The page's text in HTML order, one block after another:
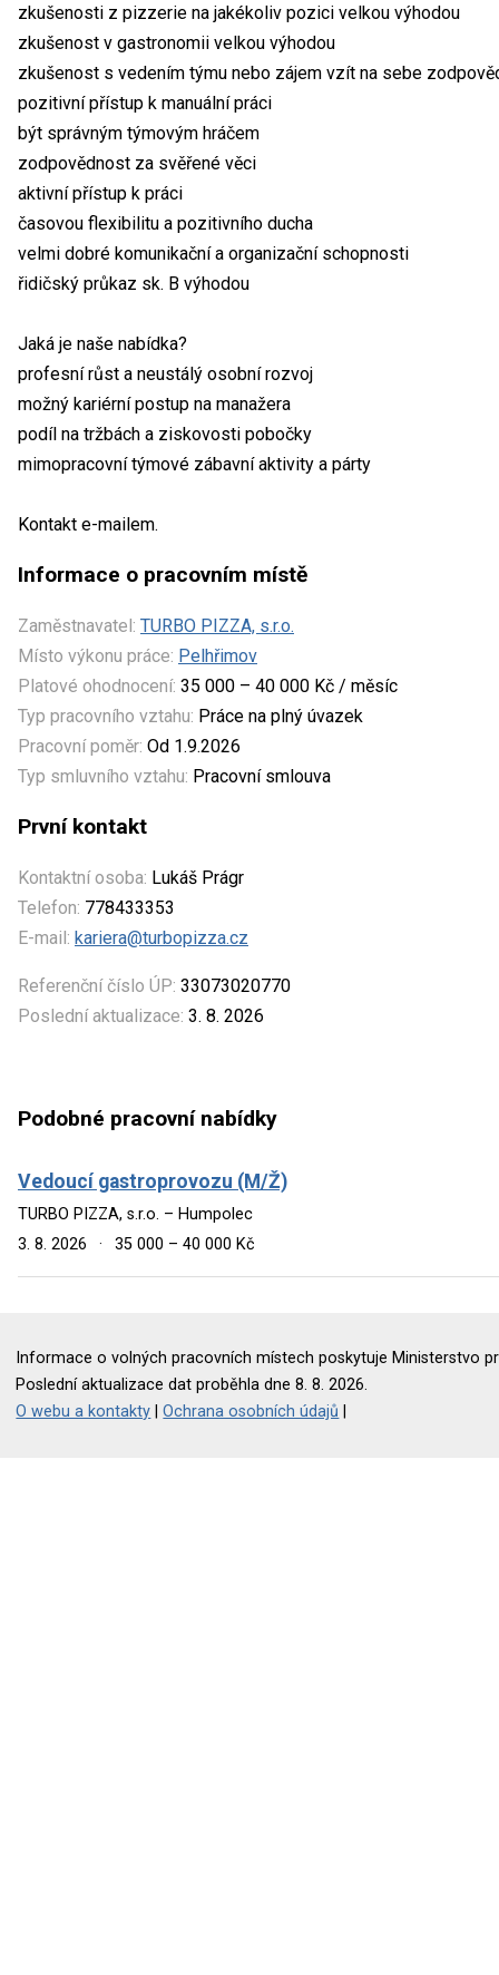
zkušenosti z pizzerie na jakékoliv pozici velkou výhodou
zkušenost v gastronomii velkou výhodou
zkušenost s vedením týmu nebo zájem vzít na sebe
pozitivní přístup k manuální práci
být správným týmovým hráčem
zodpovědnost za svěřené věci
aktivní přístup k práci
časovou flexibilitu a pozitivního ducha
velmi dobré komunikační a organizační schopnosti
řidičský průkaz sk. B výhodou
Jaká je naše nabídka?
profesní růst a neustálý osobní rozvoj
možný kariérní postup na manažera
podíl na tržbách a ziskovosti pobočky
mimopracovní týmové zábavní aktivity a párty
Kontakt e-mailem.
Informace o pracovním místě
Zaměstnavatel: TURBO PIZZA, s.r.o.
Místo výkonu práce: Pelhřimov
Platové ohodnocení: 35 000 – 40 000 Kč / měsíc
Typ pracovního vztahu: Práce na plný úvazek
Pracovní poměr: Od 1.9.2026
Typ smluvního vztahu: Pracovní smlouva
První kontakt
Kontaktní osoba: Lukáš Prágr
Telefon: 778433353
E-mail: kariera@turbopizza.cz
Referenční číslo ÚP: 33073020770
Poslední aktualizace: 3. 8. 2026
Podobné pracovní nabídky
Vedoucí gastroprovozu (M/Ž)
TURBO PIZZA, s.r.o. – Humpolec
3. 8. 2026
· 35 000 – 40 000 Kč
Informace o volných pracovních místech poskytuje Ministerstvo
Poslední aktualizace dat proběhla dne 8. 8. 2026.
O webu a kontakty |Ochrana osobních údajů